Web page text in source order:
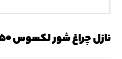
نازل چراغ شور لکسوس rx۳۵۰ ( آر ایکس ۳۵۰ )